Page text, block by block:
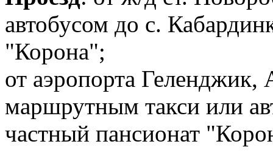
автобусом до с.
"Корона";
от аэропорта Геленджик,
маршрутным такси или
частный пансионат